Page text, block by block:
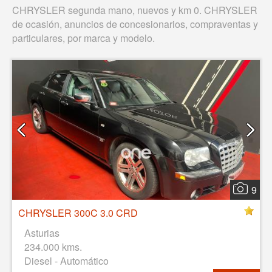
CHRYSLER segunda mano, nuevos y km 0. CHRYSLER
de ocasión, anuncios de concesionarios, compraventas y
particulares, por marca y modelo.
9
CHRYSLER 300C 3.0 CRD
Asturias
234.000 kms.
Diesel - Automático